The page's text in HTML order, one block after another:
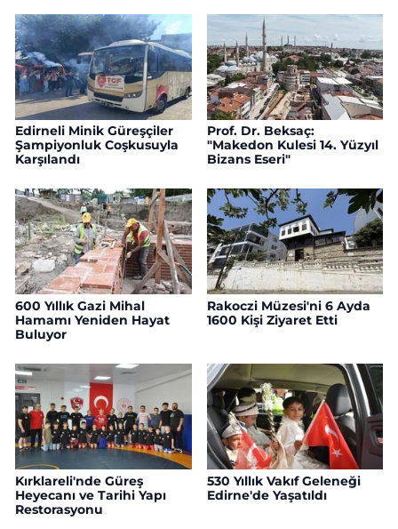
Edirneli Minik Güreşçiler
Şampiyonluk Coşkusuyla
Karşılandı
Prof. Dr. Beksaç:
"Makedon Kulesi 14. Yüzyıl
Bizans Eseri"
600 Yıllık Gazi Mihal
Hamamı Yeniden Hayat
Buluyor
Rakoczi Müzesi'ni 6 Ayda
1600 Kişi Ziyaret Etti
Kırklareli'nde Güreş
Heyecanı ve Tarihi Yapı
Restorasyonu
530 Yıllık Vakıf Geleneği
Edirne'de Yaşatıldı